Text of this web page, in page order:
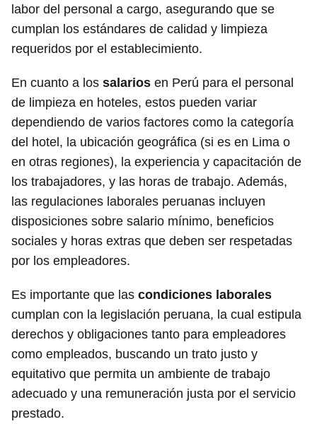
labor del personal a cargo, asegurando que se
cumplan los estándares de calidad y limpieza
requeridos por el establecimiento.
En cuanto a los salarios en Perú para el personal
de limpieza en hoteles, estos pueden variar
dependiendo de varios factores como la categoría
del hotel, la ubicación geográfica (si es en Lima o
en otras regiones), la experiencia y capacitación de
los trabajadores, y las horas de trabajo. Además,
las regulaciones laborales peruanas incluyen
disposiciones sobre salario mínimo, beneficios
sociales y horas extras que deben ser respetadas
por los empleadores.
Es importante que las condiciones laborales
cumplan con la legislación peruana, la cual estipula
derechos y obligaciones tanto para empleadores
como empleados, buscando un trato justo y
equitativo que permita un ambiente de trabajo
adecuado y una remuneración justa por el servicio
prestado.